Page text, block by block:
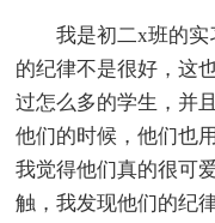
我是初二x班的实
的纪律不是很好，这
过怎么多的学生，并
他们的时候，他们也
我觉得他们真的很可
触，我发现他们的纪